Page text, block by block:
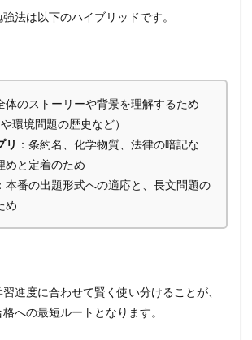
法は以下のハイブリッドです。
体のストーリーや背景を理解するため
環境問題の歴史など）
リ ：条約名、化学物質、法律の暗記な
めと定着のため
：本番の出題形式への適応と、長文問題の
め
進度に合わせて賢く使い分けることが、
への最短ルートとなります。